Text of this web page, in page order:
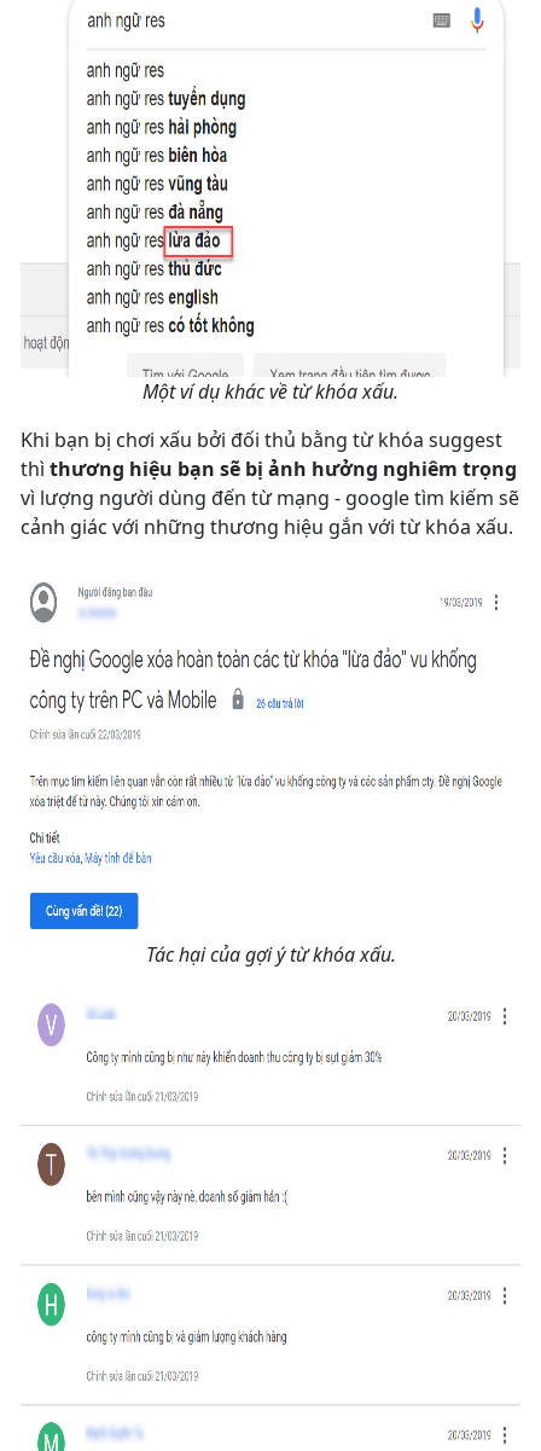
Một ví dụ khác về từ khóa xấu.
Khi bạn bị chơi xấu bởi đối thủ bằng từ khóa suggest
thì thương hiệu bạn sẽ bị ảnh hưởng nghiêm trọng
vì lượng người dùng đến từ mạng - google tìm kiếm sẽ
cảnh giác với những thương hiệu gắn với từ khóa xấu.
Tác hại của gợi ý từ khóa xấu.